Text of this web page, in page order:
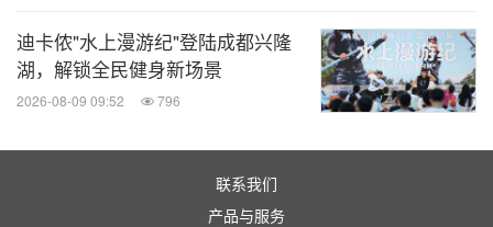
迪卡侬"水上漫游纪"登陆成都兴隆
湖，解锁全民健身新场景
2026-08-09 09:52 796
联系我们
产品与服务